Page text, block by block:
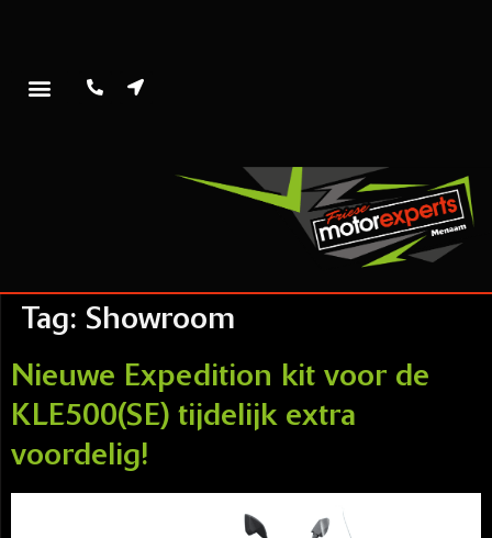
Tag: Showroom
Nieuwe Expedition kit voor de
KLE500(SE) tijdelijk extra
voordelig!